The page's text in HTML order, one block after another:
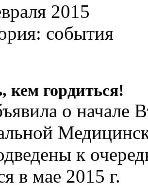
2015
события
кем гордиться!
о начале
к
в мае 2015 г.